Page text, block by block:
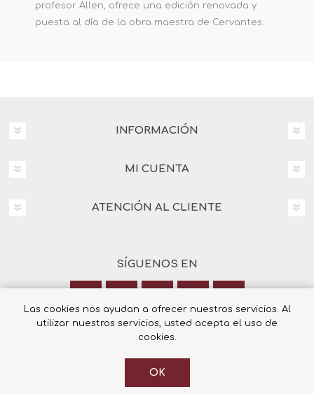
profesor Allen, ofrece una edición renovada y
puesta al día de la obra maestra de Cervantes.
INFORMACIÓN
MI CUENTA
ATENCIÓN AL CLIENTE
SÍGUENOS EN
Calle Italia 6, 03003 Alicante
+34 965 12 23 55
Las cookies nos ayudan a ofrecer nuestros servicios. Al
utilizar nuestros servicios, usted acepta el uso de
cookies.
OK